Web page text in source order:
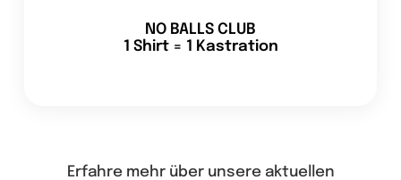
Erfahre mehr über unsere aktuellen
NO BALLS CLUB
1 Shirt = 1 Kastration